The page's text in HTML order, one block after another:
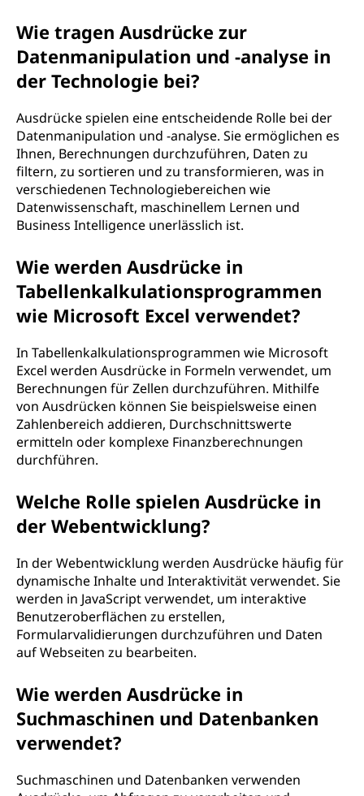
Wie tragen Ausdrücke zur
Datenmanipulation und -analyse in
der Technologie bei?
Ausdrücke spielen eine entscheidende Rolle bei der
Datenmanipulation und -analyse. Sie ermöglichen es
Ihnen, Berechnungen durchzuführen, Daten zu
filtern, zu sortieren und zu transformieren, was in
verschiedenen Technologiebereichen wie
Datenwissenschaft, maschinellem Lernen und
Business Intelligence unerlässlich ist.
Wie werden Ausdrücke in
Tabellenkalkulationsprogrammen
wie Microsoft Excel verwendet?
In Tabellenkalkulationsprogrammen wie Microsoft
Excel werden Ausdrücke in Formeln verwendet, um
Berechnungen für Zellen durchzuführen. Mithilfe
von Ausdrücken können Sie beispielsweise einen
Zahlenbereich addieren, Durchschnittswerte
ermitteln oder komplexe Finanzberechnungen
durchführen.
Welche Rolle spielen Ausdrücke in
der Webentwicklung?
In der Webentwicklung werden Ausdrücke häufig für
dynamische Inhalte und Interaktivität verwendet. Sie
werden in JavaScript verwendet, um interaktive
Benutzeroberflächen zu erstellen,
Formularvalidierungen durchzuführen und Daten
auf Webseiten zu bearbeiten.
Wie werden Ausdrücke in
Suchmaschinen und Datenbanken
verwendet?
Suchmaschinen und Datenbanken verwenden